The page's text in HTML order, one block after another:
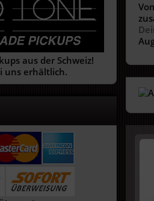
aus der Schweiz!
uns erhältlich.